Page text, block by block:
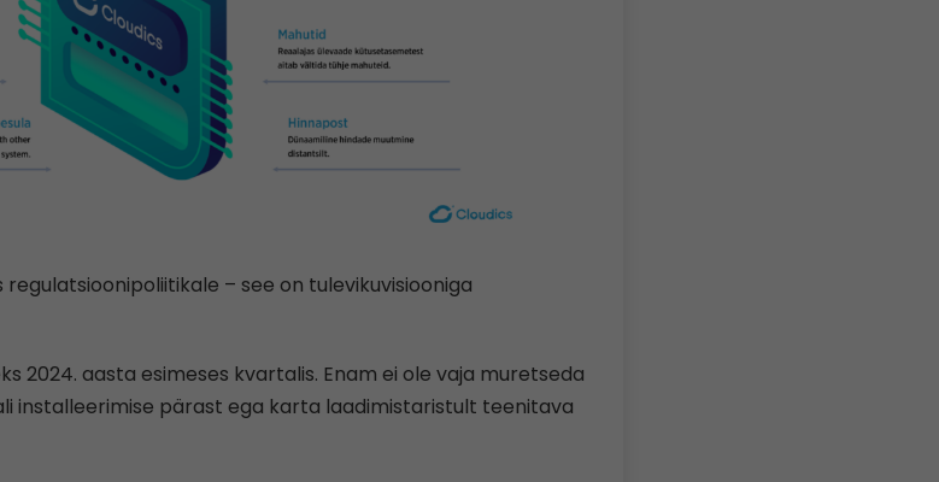
– see on tulevikuvisiooniga
2024. aasta esimeses kvartalis. Enam ei ole vaja muretseda
installeerimise pärast ega karta laadimistaristult teenitava